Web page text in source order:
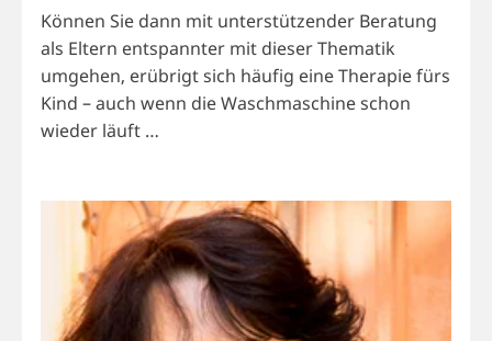
Können Sie dann mit unterstützender Beratung
als Eltern entspannter mit dieser Thematik
umgehen, erübrigt sich häufig eine Therapie fürs
Kind – auch wenn die Waschmaschine schon
wieder läuft …